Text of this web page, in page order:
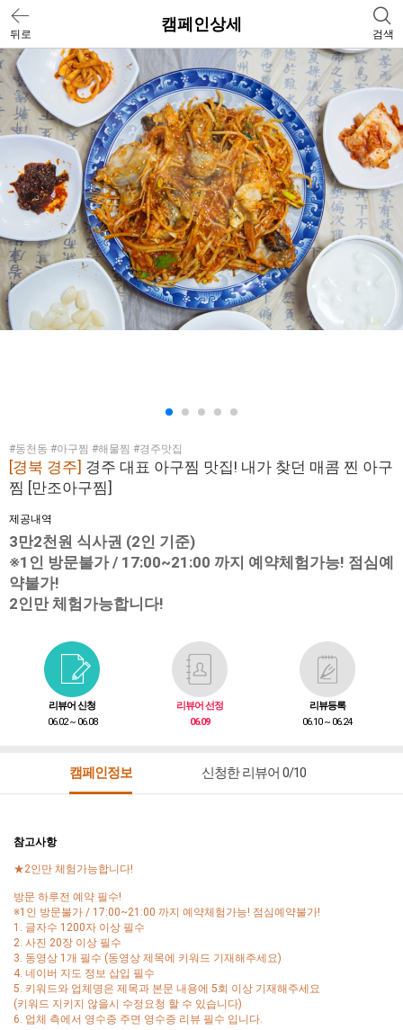
뒤로
캠페인상세
검색
#동천동 #아구찜 #해물찜 #경주맛집
[경북 경주] 경주 대표 아구찜 맛집! 내가 찾던 매콤 찐 아구
찜 [만조아구찜]
제공내역
3만2천원 식사권 (2인 기준)
※1인 방문불가 / 17:00~21:00 까지 예약체험가능! 점심예
약불가!
2인만 체험가능합니다!
리뷰어 신청
06.02 ~ 06.08
리뷰어 선정
06.09
리뷰등록
06.10 ~ 06.24
캠페인정보 신청한 리뷰어 0/10
참고사항
★2인만 체험가능합니다!
방문 하루전 예약 필수!
※1인 방문불가 / 17:00~21:00 까지 예약체험가능! 점심예약불가!
1. 글자수 1200자 이상 필수
2. 사진 20장 이상 필수
3. 동영상 1개 필수 (동영상 제목에 키워드 기재해주세요)
4. 네이버 지도 정보 삽입 필수
5. 키워드와 업체명은 제목과 본문 내용에 5회 이상 기재해주세요
(키워드 지키지 않을시 수정요청 할 수 있습니다)
6. 업체 측에서 영수증 주면 영수증 리뷰 필수 입니다.